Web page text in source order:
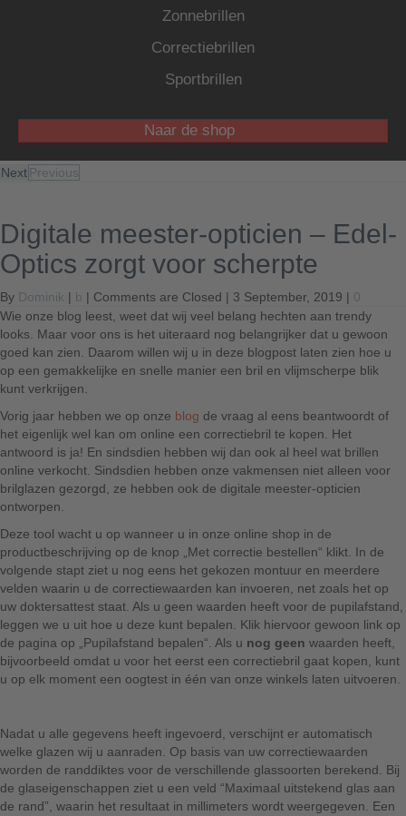
Zonnebrillen
Correctiebrillen
Sportbrillen
Naar de shop
NextPrevious
Digitale meester-opticien – Edel-
Optics zorgt voor scherpte
By Dominik | b | Comments are Closed | 3 September, 2019 | 0
Wie onze blog leest, weet dat wij veel belang hechten aan trendy
looks. Maar voor ons is het uiteraard nog belangrijker dat u gewoon
goed kan zien. Daarom willen wij u in deze blogpost laten zien hoe u
op een gemakkelijke en snelle manier een bril en vlijmscherpe blik
kunt verkrijgen.
Vorig jaar hebben we op onze blog de vraag al eens beantwoordt of
het eigenlijk wel kan om online een correctiebril te kopen. Het
antwoord is ja! En sindsdien hebben wij dan ook al heel wat brillen
online verkocht. Sindsdien hebben onze vakmensen niet alleen voor
brilglazen gezorgd, ze hebben ook de digitale meester-opticien
ontworpen.
Deze tool wacht u op wanneer u in onze online shop in de
productbeschrijving op de knop „Met correctie bestellen“ klikt. In de
volgende stapt ziet u nog eens het gekozen montuur en meerdere
velden waarin u de correctiewaarden kan invoeren, net zoals het op
uw doktersattest staat. Als u geen waarden heeft voor de pupilafstand,
leggen we u uit hoe u deze kunt bepalen. Klik hiervoor gewoon link op
de pagina op „Pupilafstand bepalen“. Als u nog geen waarden heeft,
bijvoorbeeld omdat u voor het eerst een correctiebril gaat kopen, kunt
u op elk moment een oogtest in één van onze winkels laten uitvoeren.
Nadat u alle gegevens heeft ingevoerd, verschijnt er automatisch
welke glazen wij u aanraden. Op basis van uw correctiewaarden
worden de randdiktes voor de verschillende glassoorten berekend. Bij
de glaseigenschappen ziet u een veld “Maximaal uitstekend glas aan
de rand”, waarin het resultaat in millimeters wordt weergegeven. Een